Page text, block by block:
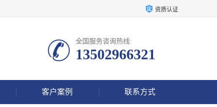
资质认证
全国服务咨询热线:
13502966321
客户案例 联系方式